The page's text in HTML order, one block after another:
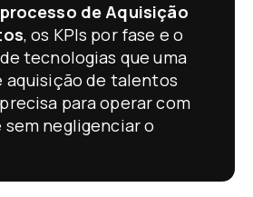
de Aquisição
, os KPIs por fase e o
tecnologias que uma
aquisição de talentos
para operar com
sem negligenciar o